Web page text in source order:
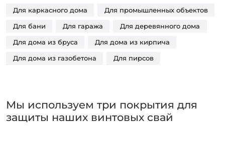
Для каркасного дома Для промышленных объектов
Для бани Для гаража Для деревянного дома
Для дома из бруса Для дома из кирпича
Для дома из газобетона Для пирсов
Мы используем три покрытия для
защиты наших винтовых свай